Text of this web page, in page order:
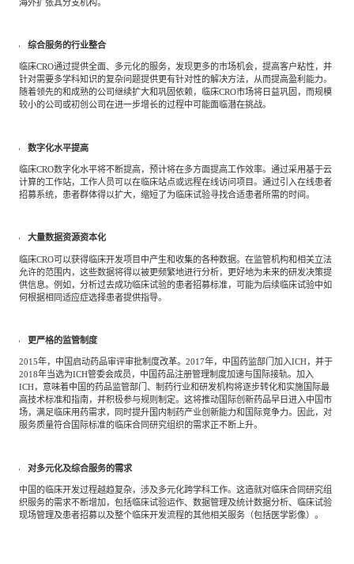
海外扩张其分支机构。
综合服务的行业整合
临床CRO通过提供全面、多元化的服务，发现更多的市场机会，提高客户粘性，并
针对需要多学科知识的复杂问题提供更有针对性的解决方法，从而提高盈利能力。
随着领先的和成熟的公司继续扩大和巩固依赖，临床CRO市场将日益巩固，而规模
较小的公司或初创公司在进一步增长的过程中可能面临潜在挑战。
数字化水平提高
临床CRO数字化水平将不断提高，预计将在多方面提高工作效率。通过采用基于云
计算的工作站，工作人员可以在临床站点或远程在线访问项目。通过引入在线患者
招募系统，患者群体得以扩大，缩短了为临床试验寻找合适患者所需的时间。
大量数据资源资本化
临床CRO可以获得临床开发项目中产生和收集的各种数据。在监管机构和相关立法
允许的范围内，这些数据将得以被更频繁地进行分析，更好地为未来的研发决策提
供信息。例如，分析过去成功临床试验的患者招募标准，可能为后续临床试验中如
何根据相同适应症选择患者提供指导。
更严格的监管制度
2015年，中国启动药品审评审批制度改革。2017年，中国药监部门加入ICH，并于
2018年当选为ICH管委会成员，中国药品注册管理制度加速与国际接轨。加入
ICH，意味着中国的药品监管部门、制药行业和研发机构将逐步转化和实施国际最
高技术标准和指南，并积极参与规则制定。这将推动国际创新药品早日进入中国市
场，满足临床用药需求，同时提升国内制药产业创新能力和国际竞争力。因此，对
服务质量符合国际标准的临床合同研究组织的需求正不断上升。
对多元化及综合服务的需求
中国的临床开发过程越趋复杂，涉及多元化跨学科工作。这造就对临床合同研究组
织服务的需求不断增加，包括临床试验运作、数据管理及统计数据分析、临床试验
现场管理及患者招募以及整个临床开发流程的其他相关服务（包括医学影像）。